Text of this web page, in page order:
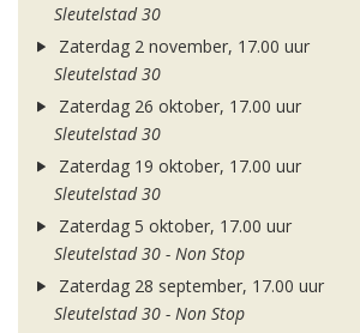
Sleutelstad 30
Zaterdag 2 november, 17.00 uur
Sleutelstad 30
Zaterdag 26 oktober, 17.00 uur
Sleutelstad 30
Zaterdag 19 oktober, 17.00 uur
Sleutelstad 30
Zaterdag 5 oktober, 17.00 uur
Sleutelstad 30 - Non Stop
Zaterdag 28 september, 17.00 uur
Sleutelstad 30 - Non Stop